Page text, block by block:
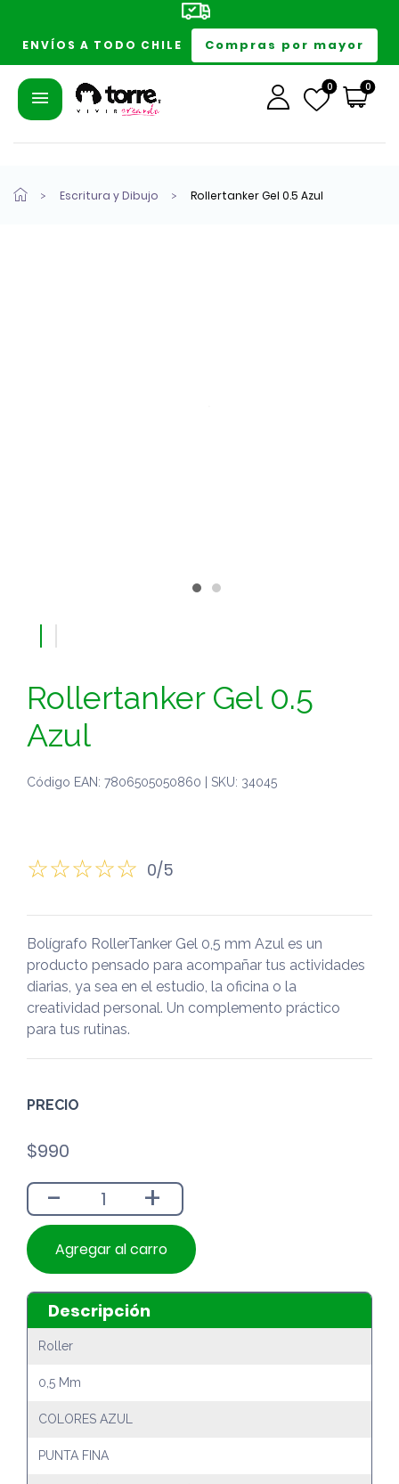
ENVÍOS A TODO CHILE Compras por mayor
0 0
Escritura y Dibujo Rollertanker Gel 0.5 Azul
Rollertanker Gel 0.5
Azul
Código EAN: 7806505050860 | SKU: 34045
0/5
Bolígrafo RollerTanker Gel 0,5 mm Azul es un
producto pensado para acompañar tus actividades
diarias, ya sea en el estudio, la oficina o la
creatividad personal. Un complemento práctico
para tus rutinas.
PRECIO
$990
- +
Agregar al carro
Descripción
Roller
0,5 Mm
COLORES AZUL
PUNTA FINA